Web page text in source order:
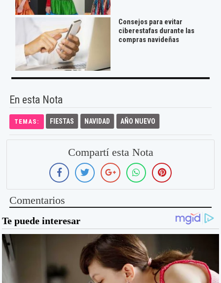
Consejos para evitar
ciberestafas durante las
compras navideñas
En esta Nota
TEMAS: FIESTAS NAVIDAD AÑO NUEVO
Compartí esta Nota
Comentarios